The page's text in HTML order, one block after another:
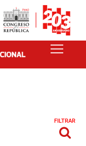
FILTRAR